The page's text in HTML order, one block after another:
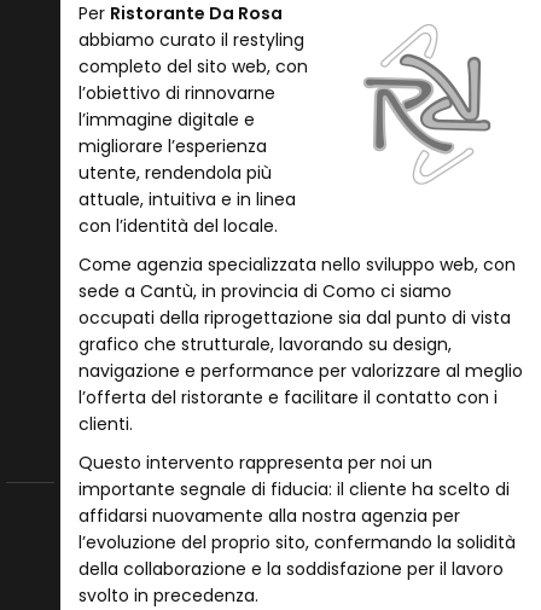
Per Ristorante Da Rosa
abbiamo curato il restyling
completo del sito web, con
l’obiettivo di rinnovarne
l’immagine digitale e
migliorare l’esperienza
utente, rendendola più
attuale, intuitiva e in linea
con l’identità del locale.
Come agenzia specializzata nello sviluppo web, con
sede a Cantù, in provincia di Como ci siamo
occupati della riprogettazione sia dal punto di vista
grafico che strutturale, lavorando su design,
navigazione e performance per valorizzare al meglio
l’offerta del ristorante e facilitare il contatto con i
clienti.
Questo intervento rappresenta per noi un
importante segnale di fiducia: il cliente ha scelto di
affidarsi nuovamente alla nostra agenzia per
l’evoluzione del proprio sito, confermando la solidità
della collaborazione e la soddisfazione per il lavoro
svolto in precedenza.